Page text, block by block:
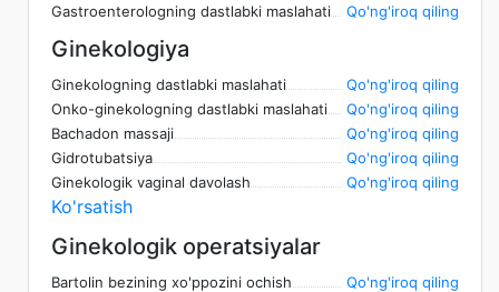
Gastroenterologning dastlabki maslahati Qo'ng'iroq qiling
Ginekologiya
Ginekologning dastlabki maslahati
Qo'ng'iroq qiling
Onko-ginekologning dastlabki maslahati
Qo'ng'iroq qiling
Bachadon massaji
Qo'ng'iroq qiling
Gidrotubatsiya
Qo'ng'iroq qiling
Ginekologik vaginal davolash
Qo'ng'iroq qiling
Ko'rsatish
Ginekologik operatsiyalar
Bartolin bezining xo'ppozini ochish
Qo'ng'iroq qiling